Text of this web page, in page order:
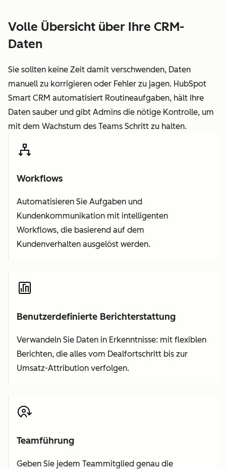
Volle Übersicht über Ihre CRM-
Daten
Sie sollten keine Zeit damit verschwenden, Daten
manuell zu korrigieren oder Fehler zu jagen. HubSpot
Smart CRM automatisiert Routineaufgaben, hält Ihre
Daten sauber und gibt Admins die nötige Kontrolle, um
mit dem Wachstum des Teams Schritt zu halten.
Workflows
Automatisieren Sie Aufgaben und
Kundenkommunikation mit intelligenten
Workflows, die basierend auf dem
Kundenverhalten ausgelöst werden.
Benutzerdefinierte Berichterstattung
Verwandeln Sie Daten in Erkenntnisse: mit flexiblen
Berichten, die alles vom Dealfortschritt bis zur
Umsatz-Attribution verfolgen.
Teamführung
Geben Sie jedem Teammitglied genau die